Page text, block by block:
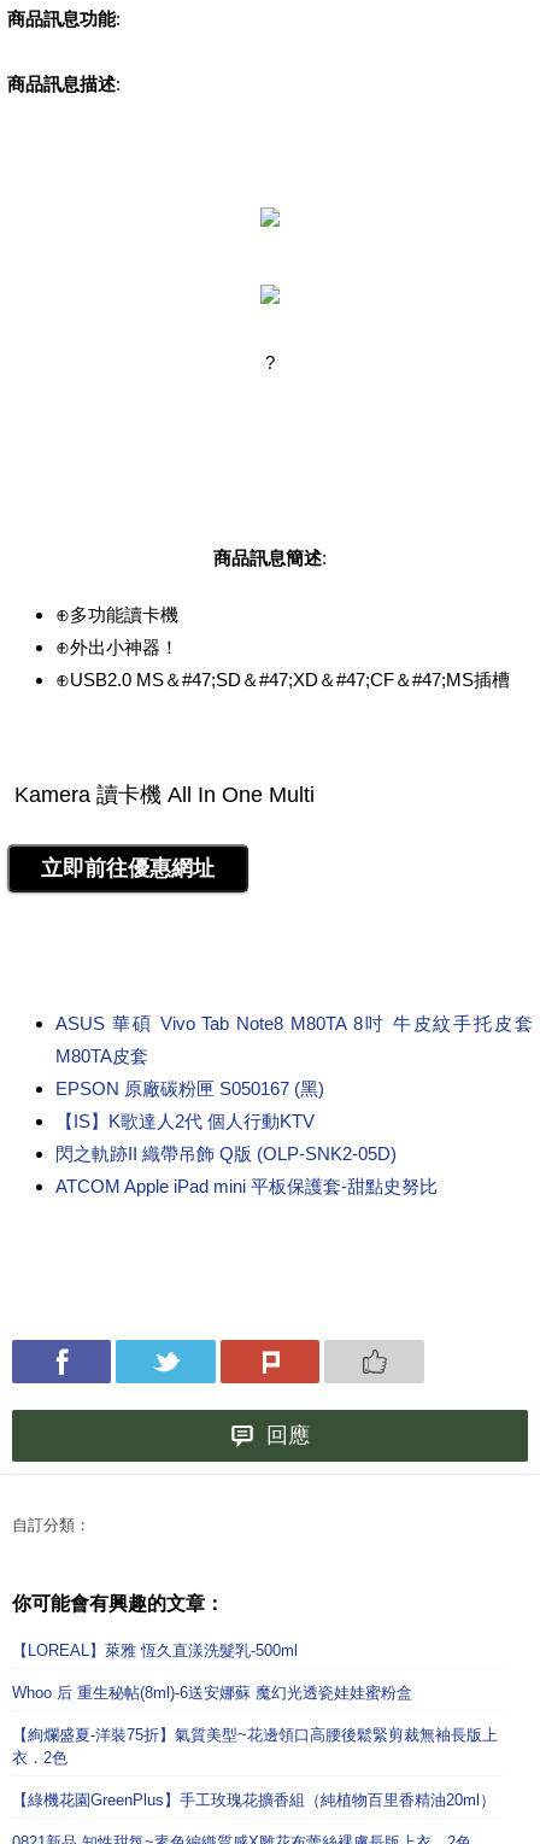
商品訊息功能:
商品訊息描述:
?
商品訊息簡述:
⊕多功能讀卡機
⊕外出小神器！
⊕USB2.0 MS＆#47;SD＆#47;XD＆#47;CF＆#47;MS插槽
ASUS 華碩 Vivo Tab Note8 M80TA 8吋 牛皮紋手托皮套
M80TA皮套
EPSON 原廠碳粉匣 S050167 (黑)
【IS】K歌達人2代 個人行動KTV
閃之軌跡II 織帶吊飾 Q版 (OLP-SNK2-05D)
ATCOM Apple iPad mini 平板保護套-甜點史努比
回應
自訂分類：
你可能會有興趣的文章：
【LOREAL】萊雅 恆久直漾洗髮乳-500ml
Whoo 后 重生秘帖(8ml)-6送安娜蘇 魔幻光透瓷娃娃蜜粉盒
【絢爛盛夏-洋裝75折】氣質美型~花邊領口高腰後鬆緊剪裁無袖長版上
衣．2色
【綠機花園GreenPlus】手工玫瑰花擴香組（純植物百里香精油20ml）